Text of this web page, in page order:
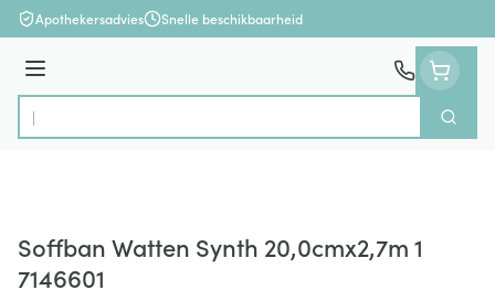
Ga naar de inhoud
Apothekersadvies Snelle beschikbaarheid
Menu
Product, merk, categorie...
Zoek
Soffban Watten Synth 20,0cmx2,7m 1
7146601